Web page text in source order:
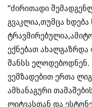
“ძირითადი
გვაკლია,თუმცა
ექნებათ
შანსს ელოდებოდნენ.
ვემზადებით ერთა
ამხანაგური
ლიტვასთან და